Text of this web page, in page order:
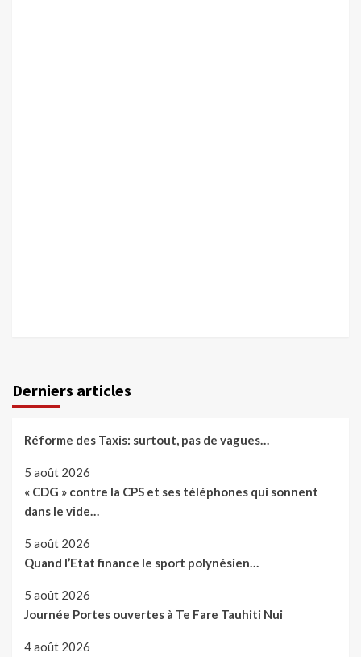
Derniers articles
Réforme des Taxis: surtout, pas de vagues…
5 août 2026
« CDG » contre la CPS et ses téléphones qui sonnent
dans le vide…
5 août 2026
Quand l’Etat finance le sport polynésien…
5 août 2026
Journée Portes ouvertes à Te Fare Tauhiti Nui
4 août 2026